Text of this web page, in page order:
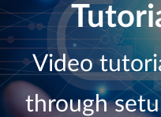
Video
through